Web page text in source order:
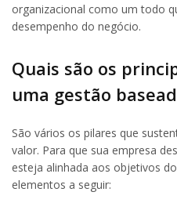
organizacional como um todo
desempenho do negócio.
Quais são os
uma gestão
São vários os pilares que
valor. Para que sua empresa
esteja alinhada aos objetivos
elementos a seguir: